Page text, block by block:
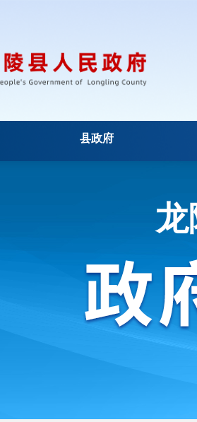
县政府